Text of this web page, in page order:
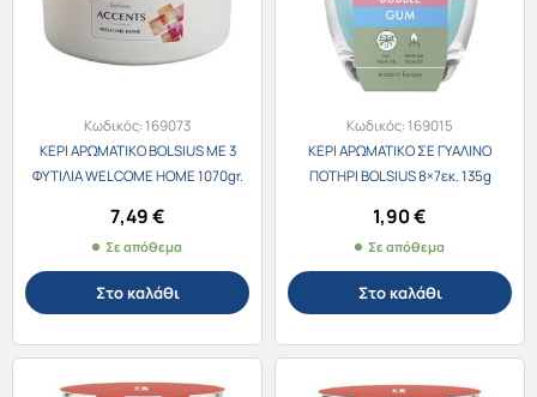
Κωδικός:169073
ΚΕΡΙ ΑΡΩΜΑΤΙΚΟ BOLSIUS ΜΕ 3
ΦΥΤΙΛΙΑ WELCOME HOME 1070gr.
7,49€
Σε απόθεμα
Στο καλάθι
Κωδικός:169015
ΚΕΡΙ ΑΡΩΜΑΤΙΚΟ ΣΕ ΓΥΑΛΙΝΟ
ΠΟΤΗΡΙ BOLSIUS 8×7εκ. 135g
1,90€
Σε απόθεμα
Στο καλάθι